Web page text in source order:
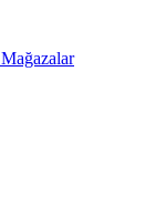
Mağazalar